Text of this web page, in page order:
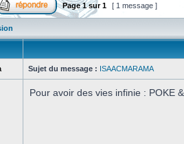
Page1sur1 [ 1 message ]
Sujet du message : ISAACMARAMA
Pour avoir des vies infinie : POKE